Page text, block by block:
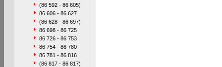
(86 592 - 86 605)
86 606 - 86 627
(86 628 - 86 697)
86 698 - 86 725
86 726 - 86 753
86 754 - 86 780
86 781 - 86 816
(86 817 - 86 817)